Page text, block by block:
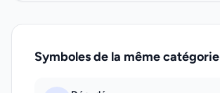
Symboles de la même catégorie